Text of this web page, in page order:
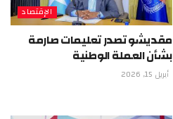
الإقتصاد
مقديشو تصدر تعليمات صارمة
بشأن العملة الوطنية
أبريل 15, 2026